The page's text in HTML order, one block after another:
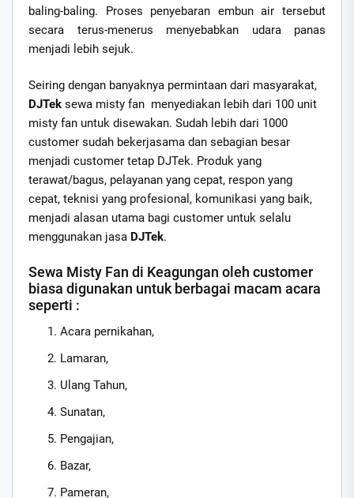
baling-baling. Proses penyebaran embun air tersebut
secara terus-menerus menyebabkan udara panas
menjadi lebih sejuk.
Seiring dengan banyaknya permintaan dari masyarakat,
DJTek sewa misty fan menyediakan lebih dari 100 unit
misty fan untuk disewakan. Sudah lebih dari 1000
customer sudah bekerjasama dan sebagian besar
menjadi customer tetap DJTek. Produk yang
terawat/bagus, pelayanan yang cepat, respon yang
cepat, teknisi yang profesional, komunikasi yang baik,
menjadi alasan utama bagi customer untuk selalu
menggunakan jasa DJTek.
Sewa Misty Fan di Keagungan oleh customer
biasa digunakan untuk berbagai macam acara
seperti :
Acara pernikahan,
Lamaran,
Ulang Tahun,
Sunatan,
Pengajian,
Bazar,
Pameran,